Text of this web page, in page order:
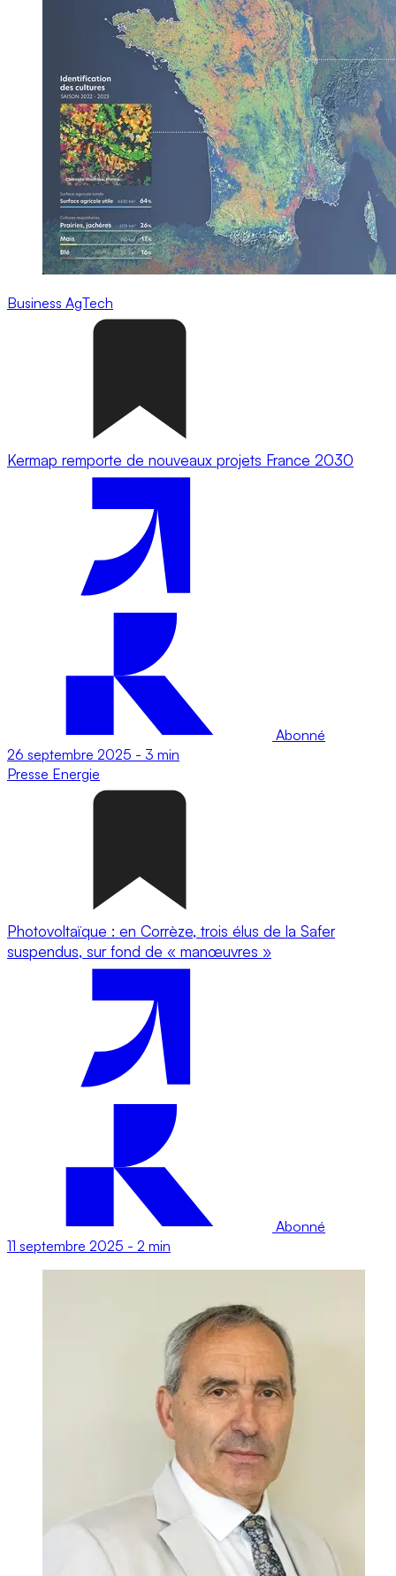
Business AgTech
Kermap remporte de nouveaux projets France 2030
Abonné
26 septembre 2025 - 3 min
Presse Energie
Photovoltaïque : en Corrèze, trois élus de la Safer
suspendus, sur fond de « manœuvres »
Abonné
11 septembre 2025 - 2 min